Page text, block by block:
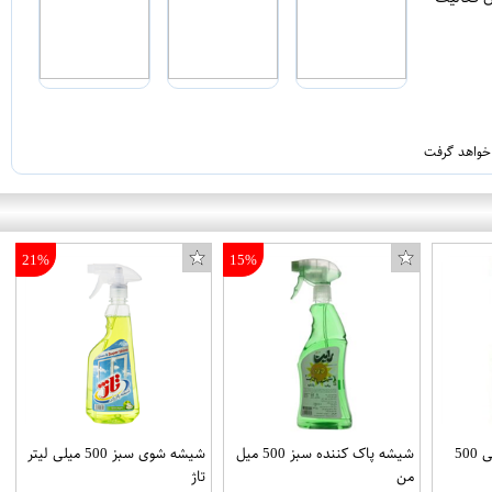
خواهد گرفت
شیشه پاک کننده نارنجی 500
15%
شیشه پاک کننده سبز 500 میل
من
21%
شیشه شوی سبز 500 میلی لیتر
تاژ